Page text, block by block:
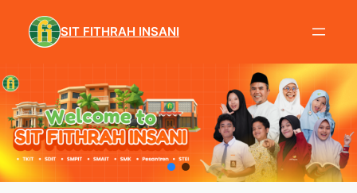
content
SIT FITHRAH INSANI